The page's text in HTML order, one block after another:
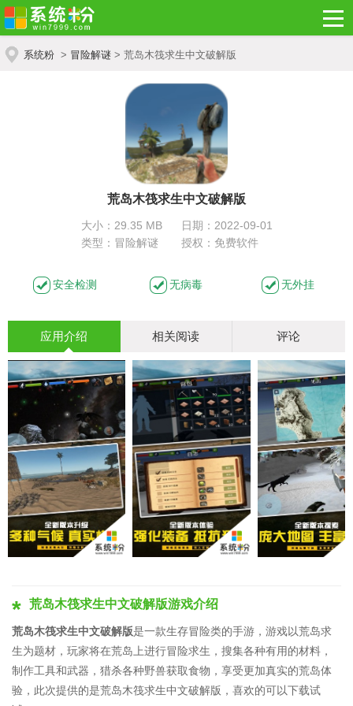
系统粉 > 冒险解谜 > 荒岛木筏求生中文破解版
荒岛木筏求生中文破解版
大小：29.35 MB
类型：冒险解谜
日期：2022-09-01
授权：免费软件
安全检测 无病毒 无外挂
应用介绍 相关阅读 评论
荒岛木筏求生中文破解版游戏介绍
荒岛木筏求生中文破解版是一款生存冒险类的手游，游戏以荒岛求
生为题材，玩家将在荒岛上进行冒险求生，搜集各种有用的材料，
制作工具和武器，猎杀各种野兽获取食物，享受更加真实的荒岛体
验，此次提供的是荒岛木筏求生中文破解版，喜欢的可以下载试